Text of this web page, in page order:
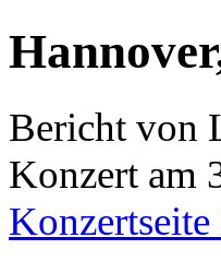
Bericht von
Konzert am